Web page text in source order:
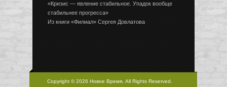
«Кризис — явление стабильное. Упадок вообще
стабильнее прогресса»
Из книги «Филиал» Сергея Довлатова
Copyright © 2026 Новое Время, All Rights Reserved.